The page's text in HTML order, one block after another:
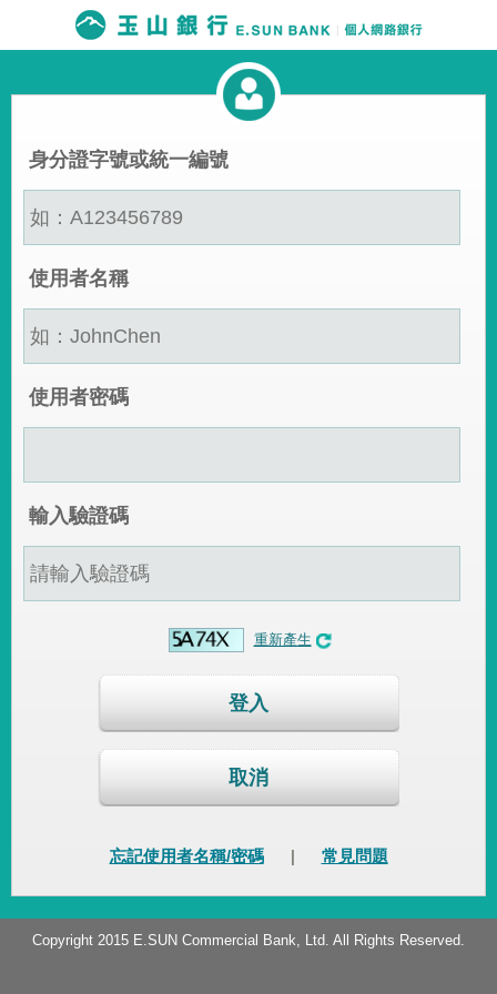
身分證字號或統一編號
使用者名稱
使用者密碼
輸入驗證碼
重新產生
登入
取消
忘記使用者名稱/密碼 | 常見問題
Copyright 2015 E.SUN Commercial Bank, Ltd. All Rights Reserved.